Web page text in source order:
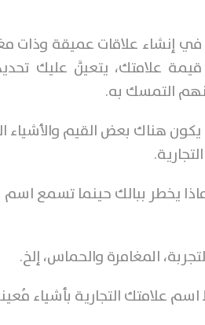
في إنشاء علاقات عميقة
علامتك، يتعيَّن عليك
التمسك به.
هناك بعض القيم
يخطر ببالك حينما تسمع
المغامرة والحماس، إلخ.
علامتك التجارية بأشياء